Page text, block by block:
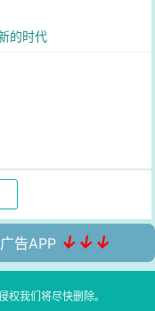
的时代
告APP ↓↓↓
权我们将尽快删除。